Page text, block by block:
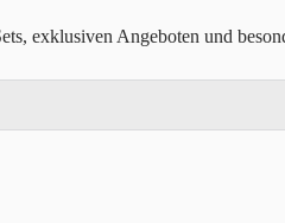
exklusiven Angeboten und